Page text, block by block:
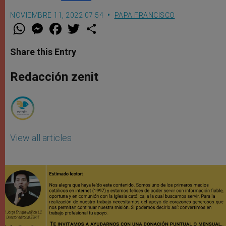
NOVIEMBRE 11, 2022 07:54 PAPA FRANCISCO
W
t
s
p
p
M
e
s
e
g
e
F
a
e
b
o
k
w
r
Share this Entry
Redacción zenit
View all articles